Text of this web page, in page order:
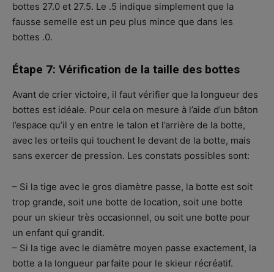
bottes 27.0 et 27.5. Le .5 indique simplement que la
fausse semelle est un peu plus mince que dans les
bottes .0.
Étape 7: Vérification de la taille des bottes
Avant de crier victoire, il faut vérifier que la longueur des
bottes est idéale. Pour cela on mesure à l’aide d’un bâton
l’espace qu’il y en entre le talon et l’arrière de la botte,
avec les orteils qui touchent le devant de la botte, mais
sans exercer de pression. Les constats possibles sont:
– Si la tige avec le gros diamètre passe, la botte est soit
trop grande, soit une botte de location, soit une botte
pour un skieur très occasionnel, ou soit une botte pour
un enfant qui grandit.
– Si la tige avec le diamètre moyen passe exactement, la
botte a la longueur parfaite pour le skieur récréatif.